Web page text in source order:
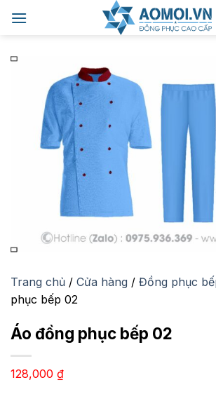
qua
dung
Trang chủ / Cửa hàng / Đồng phục
phục bếp 02
Áo đồng phục bếp 02
128,000 ₫